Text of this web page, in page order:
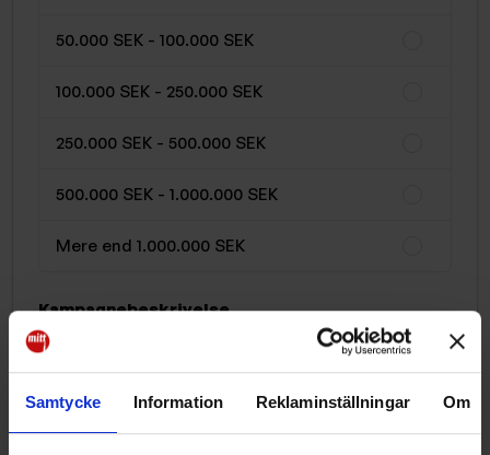
Samtycke Information Reklaminställningar Om
50.000 SEK - 100.000 SEK
100.000 SEK - 250.000 SEK
250.000 SEK - 500.000 SEK
500.000 SEK - 1.000.000 SEK
Mere end 1.000.000 SEK
Kampagnebeskrivelse